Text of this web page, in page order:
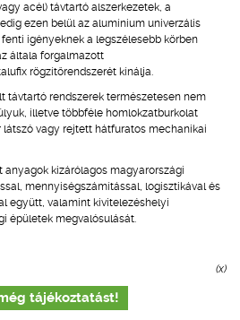
acél) távtartó alszerkezetek, a
ezen belül az alumínium univerzális
igényeknek a legszélesebb körben
általa forgalmazott
rögzítőrendszerét kínálja.
távtartó rendszerek természetesen nem
illetve többféle homlokzatburkolat
látszó vagy rejtett hátfuratos mechanikai
anyagok kizárólagos magyarországi
mennyiségszámítással, logisztikával és
együtt, valamint kivitelezéshelyi
épületek megvalósulását.
(x)
tájékoztatást!